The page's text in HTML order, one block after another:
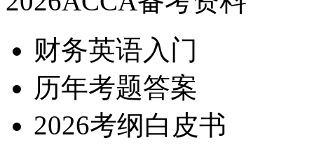
财务英语入门
历年考题答案
2026考纲白皮书